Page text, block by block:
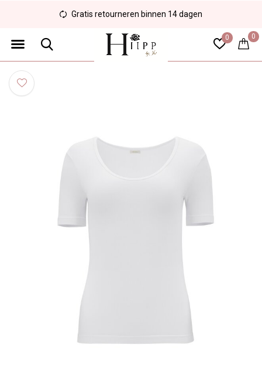
0 0
Gratis retourneren binnen 14 dagen